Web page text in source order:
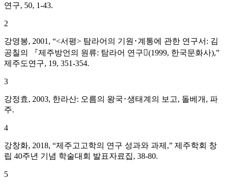
연구, 50, 1-43.
2
강영봉, 2001, “<서평> 탐라어의 기원･계통에 관한 연구서: 김
공칠의 『제주방언의 원류: 탐라어 연구󰡕(1999, 한국문화사),”
제주도연구, 19, 351-354.
3
강정효, 2003, 한라산: 오름의 왕국･생태계의 보고, 돌베개, 파
주.
4
강창화, 2018, “제주고고학의 연구 성과와 과제,” 제주학회 창
립 40주년 기념 학술대회 발표자료집, 38-80.
5